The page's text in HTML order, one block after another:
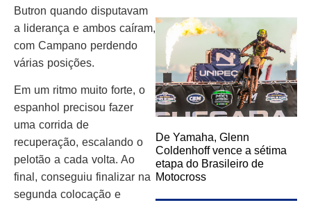
Butron quando disputavam
a liderança e ambos caíram,
com Campano perdendo
várias posições.
Em um ritmo muito forte, o
espanhol precisou fazer
uma corrida de
recuperação, escalando o
pelotão a cada volta. Ao
final, conseguiu finalizar na
segunda colocação e
De Yamaha, Glenn
Coldenhoff vence a sétima
etapa do Brasileiro de
Motocross